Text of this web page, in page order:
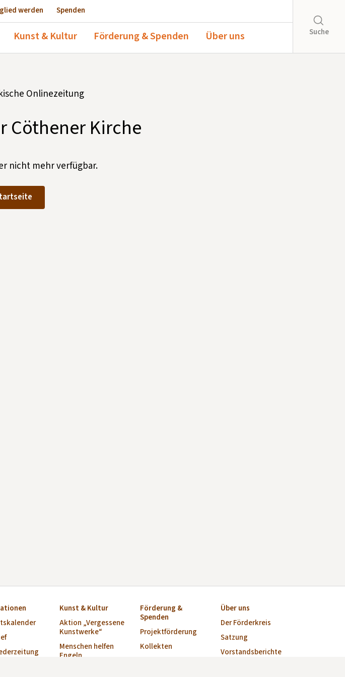
werden Spenden
Kunst & Kultur Förderung & Spenden Über uns Suche
Onlinezeitung
Cöthener Kirche
nicht mehr verfügbar.
Kunst & Kultur
Aktion „Vergessene
Kunstwerke“
Menschen helfen
Engeln
Förderung &
Spenden
Projektförderung
Kollekten
Über uns
Der Förderkreis
Satzung
Vorstandsberichte